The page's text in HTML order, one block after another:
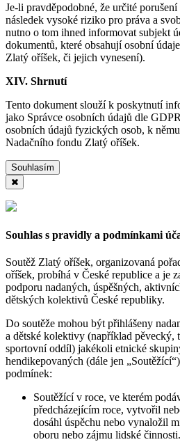
Je-li pravděpodobné, že určité
následek vysoké riziko pro práva a
nutno o tom ihned informovat subjekt
dokumentů, které obsahují osobní
Zlatý oříšek, či jejich vynesení).
XIV. Shrnutí
Tento dokument slouží k poskytnutí
jako Správce osobních údajů dle
osobních údajů fyzických osob, k
Nadačního fondu Zlatý oříšek.
Souhlasím
Souhlas s pravidly a podmínkami
Soutěž Zlatý oříšek, organizovaná
oříšek, probíhá v České republice a je
podporu nadaných, úspěšných,
dětských kolektivů České republiky.
Do soutěže mohou být přihlášeny
a dětské kolektivy (například pěvecký,
sportovní oddíl) jakékoli etnické
hendikepovaných (dále jen
podmínek:
Soutěžící v roce, ve kterém
předcházejícím roce, vytvořil
dosáhl úspěchu nebo vynaložil
oboru nebo zájmu lidské činnosti.